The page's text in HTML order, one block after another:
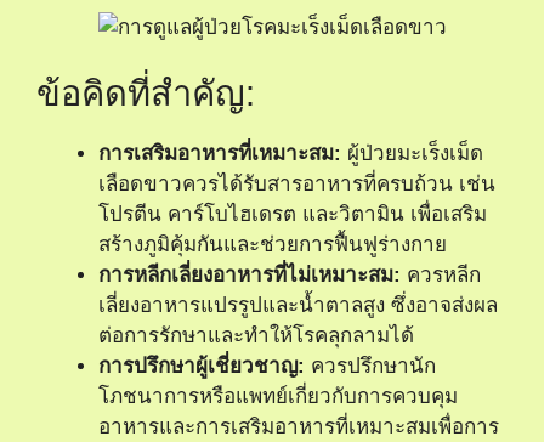
ข้อคิดที่สำคัญ:
การเสริมอาหารที่เหมาะสม: ผู้ป่วยมะเร็งเม็ด
เลือดขาวควรได้รับสารอาหารที่ครบถ้วน เช่น
โปรตีน คาร์โบไฮเดรต และวิตามิน เพื่อเสริม
สร้างภูมิคุ้มกันและช่วยการฟื้นฟูร่างกาย
การหลีกเลี่ยงอาหารที่ไม่เหมาะสม: ควรหลีก
เลี่ยงอาหารแปรรูปและน้ำตาลสูง ซึ่งอาจส่งผล
ต่อการรักษาและทำให้โรคลุกลามได้
การปรึกษาผู้เชี่ยวชาญ: ควรปรึกษานัก
โภชนาการหรือแพทย์เกี่ยวกับการควบคุม
อาหารและการเสริมอาหารที่เหมาะสมเพื่อการ